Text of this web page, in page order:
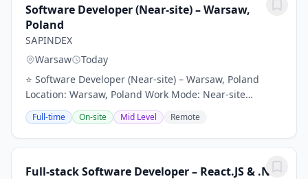
Software Developer (Near-site) – Warsaw,
Poland
SAPINDEX
Warsaw
Today
⭐ Software Developer (Near-site) – Warsaw, Poland
Location: Warsaw, Poland Work Mode: Near-site
Contract Type: Freelance Duration: Long-term project🚀
Role OverviewWe are looking for a Software...
Full-time On-site Mid Level Remote
Full-stack Software Developer – React.JS & .Net